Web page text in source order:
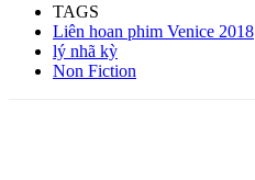
TAGS
Liên hoan phim Venice 2018
lý nhã kỳ
Non Fiction